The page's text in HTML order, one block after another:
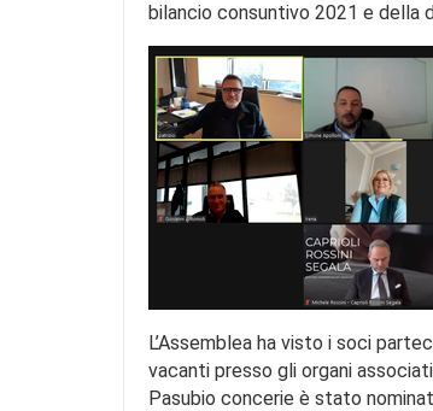
bilancio consuntivo 2021 e della
L’Assemblea ha visto i soci
vacanti presso gli organi
Pasubio concerie è stato